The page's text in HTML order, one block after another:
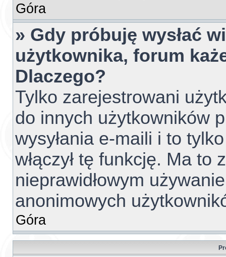
Góra
» Gdy próbuję wysłać
użytkownika, forum
Dlaczego?
Tylko zarejestrowani
do innych użytkowników
wysyłania e-maili i to
włączył tę funkcję. Ma to
nieprawidłowym
anonimowych
Góra